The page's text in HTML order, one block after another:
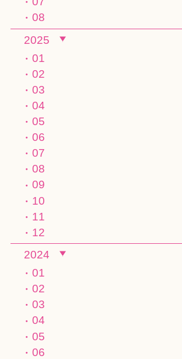
08
2025
01
02
03
04
05
06
07
08
09
10
11
12
2024
01
02
03
04
05
06